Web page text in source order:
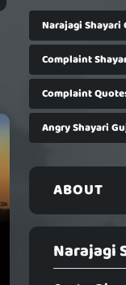
Narajagi Shayari
Complaint
Complaint
Angry Shayari
ABOUT
Narajagi